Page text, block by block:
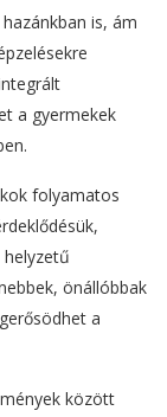
is, ám
a gyermekek
folyamatos
helyzetű
önállóbbak
a
között